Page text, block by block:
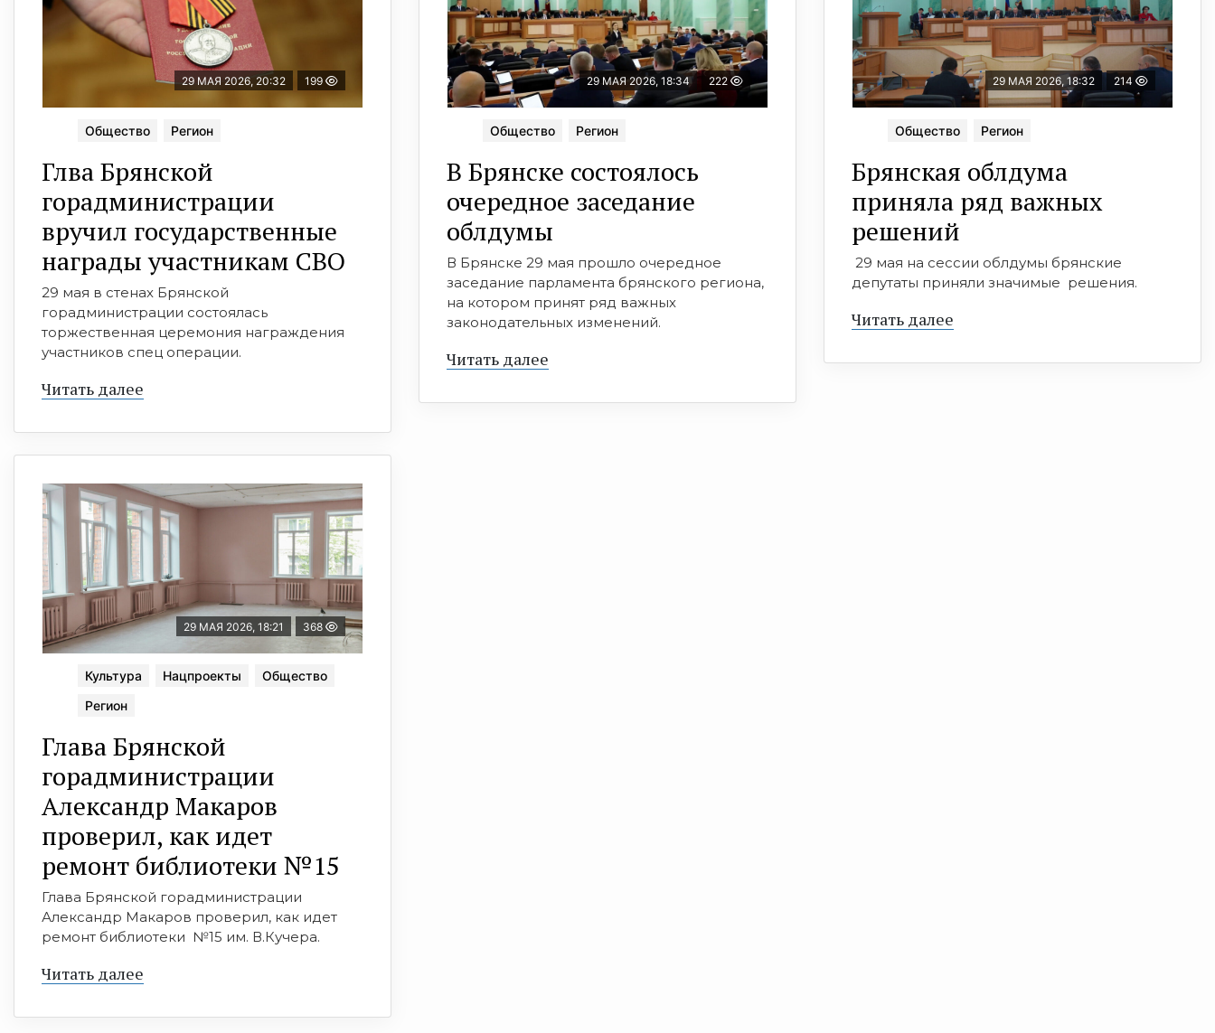
29 МАЯ 2026, 20:32 199
Общество Регион
Глва Брянской
горадминистрации
вручил государственные
награды участникам СВО
29 мая в стенах Брянской
горадминистрации состоялась
торжественная церемония награждения
участников спец операции.
Читать далее
29 МАЯ 2026, 18:34 222
Общество Регион
В Брянске состоялось
очередное заседание
облдумы
В Брянске 29 мая прошло очередное
заседание парламента брянского региона,
на котором принят ряд важных
законодательных изменений.
Читать далее
29 МАЯ 2026, 18:32 214
Общество Регион
Брянская облдума
приняла ряд важных
решений
29 мая на сессии облдумы брянские
депутаты приняли значимые решения.
Читать далее
29 МАЯ 2026, 18:21 368
Культура Нацпроекты
Общество
Регион
Глава Брянской
горадминистрации
Александр Макаров
проверил, как идет
ремонт библиотеки №15
Глава Брянской горадминистрации
Александр Макаров проверил, как идет
ремонт библиотеки №15 им. В.Кучера.
Читать далее